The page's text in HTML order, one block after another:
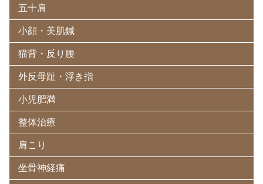
五十肩
小顔・美肌鍼
猫背・反り腰
外反母趾・浮き指
小児肥満
整体治療
肩こり
坐骨神経痛